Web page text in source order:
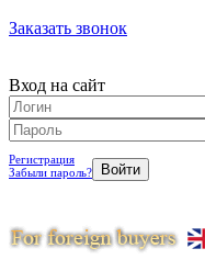
Заказать звонок
Вход на сайт
Регистрация
Забыли пароль?